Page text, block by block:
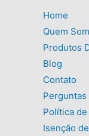
Home
Quem
Produtos
Blog
Contato
Perguntas
Política
Isenção